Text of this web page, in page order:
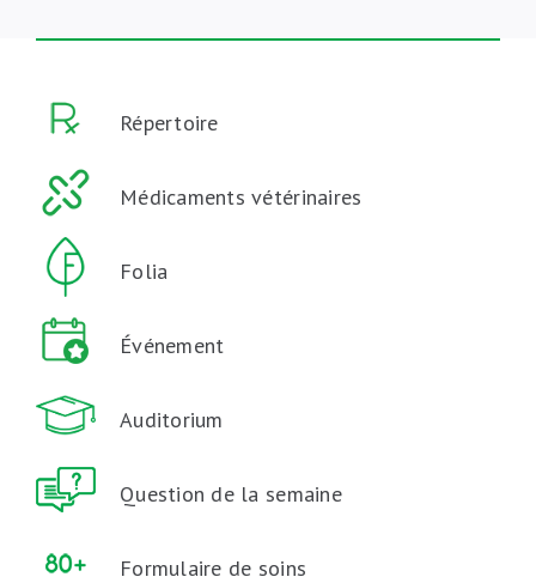
Répertoire
Médicaments vétérinaires
Folia
Événement
Auditorium
Question de la semaine
Formulaire de soins